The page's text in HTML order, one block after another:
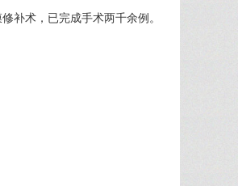
补术，已完成手术两千余例。